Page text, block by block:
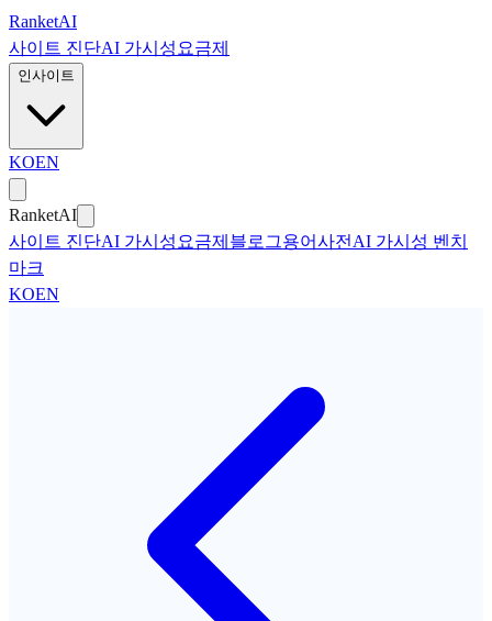
본문으로 건너뛰기
RanketAI
사이트 진단AI 가시성 요금제
인사이트
KOEN
RanketAI
사이트 진단AI 가시성 요금제 블로그용어사전 AI 가시성 벤치
마크
KOEN